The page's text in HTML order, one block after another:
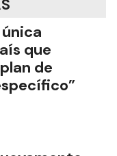
única
que
de